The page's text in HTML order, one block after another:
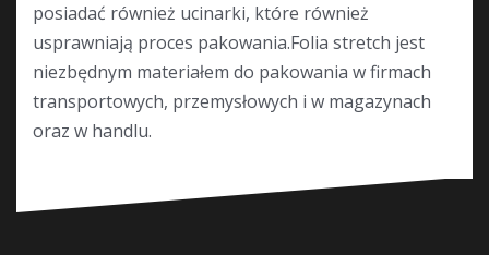
posiadać również ucinarki, które również
usprawniają proces pakowania.Folia stretch jest
niezbędnym materiałem do pakowania w firmach
transportowych, przemysłowych i w magazynach
oraz w handlu.